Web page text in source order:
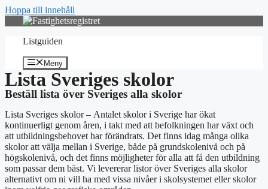
Hoppa till innehåll
Listguiden
Meny
Lista Sveriges skolor
Beställ lista över Sveriges alla skolor
Lista Sveriges skolor – Antalet skolor i Sverige har ökat
kontinuerligt genom åren, i takt med att befolkningen har växt och
att utbildningsbehovet har förändrats. Det finns idag många olika
skolor att välja mellan i Sverige, både på grundskolenivå och på
högskolenivå, och det finns möjligheter för alla att få den utbildning
som passar dem bäst. Vi levererar listor över Sveriges alla skolor
alternativt om ni vill ha med vissa nivåer i skolsystemet eller skolor